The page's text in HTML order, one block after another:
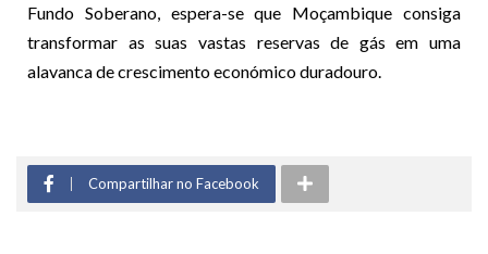
Fundo Soberano, espera-se que Moçambique consiga
transformar as suas vastas reservas de gás em uma
alavanca de crescimento económico duradouro.
Compartilhar no Facebook